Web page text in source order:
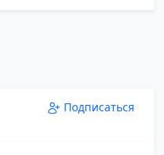
Подписаться